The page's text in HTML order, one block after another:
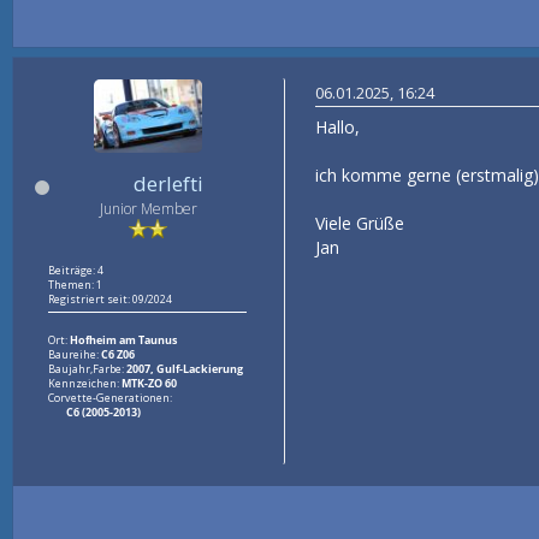
derlefti
Junior Member
Beiträge: 4
Themen: 1
Registriert seit: 09/2024
Ort:Hofheim am Taunus
Baureihe:C6 Z06
Baujahr,Farbe:2007, Gulf-Lackierung
Kennzeichen:MTK-ZO 60
Corvette-Generationen:
C6 (2005-2013)
06.01.2025, 16:24
Hallo,
ich komme gerne
Viele Grüße
Jan